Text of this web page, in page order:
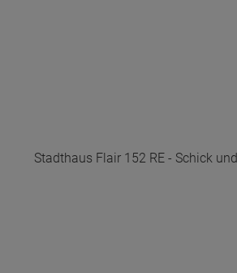
Stadthaus Flair 152 RE - Schick